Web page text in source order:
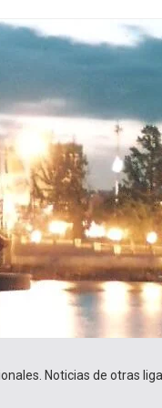
Noticias de otras